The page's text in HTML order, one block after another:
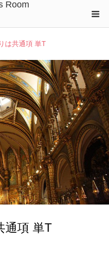
Room
は共通項 単T
通項 単T